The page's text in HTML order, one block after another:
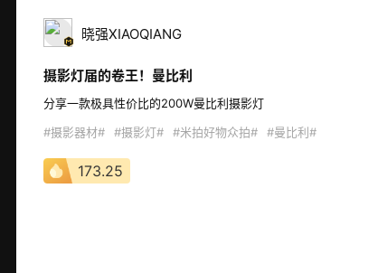
晓强XIAOQIANG
摄影灯届的卷王！曼比利
分享一款极具性价比的200W曼比利摄影灯
#摄影器材#
#摄影灯# #米拍好物众拍# #曼比利#
173.25